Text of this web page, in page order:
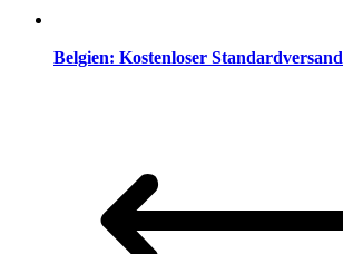
Belgien: Kostenloser Standardversand